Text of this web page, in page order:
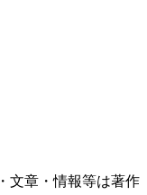
文章・情報等は著作